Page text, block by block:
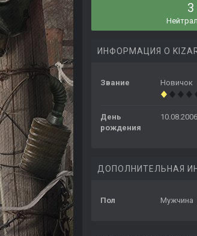
3
ИНФОРМАЦИЯ О
Звание Новичок
День
рождения
10.08.2006
ДОПОЛНИТЕЛЬНАЯ
Пол Мужчина